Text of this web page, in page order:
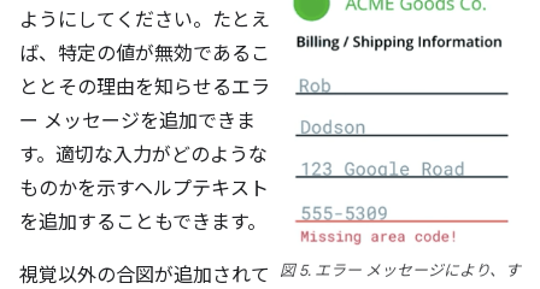
図 5. エラー メッセージにより、す
ようにしてください。たとえ
ば、特定の値が無効であるこ
ととその理由を知らせるエラ
ー メッセージを追加できま
す。適切な入力がどのような
ものかを示すヘルプテキスト
を追加することもできます。
視覚以外の合図が追加されて